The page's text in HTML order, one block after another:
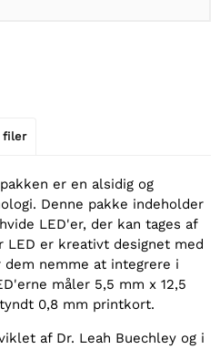
filer
er en alsidig og
Denne pakke indeholder
LED'er, der kan tages af
LED er kreativt designet med
nemme at integrere i
måler 5,5 mm x 12,5
0,8 mm printkort.
af Dr. Leah Buechley og i